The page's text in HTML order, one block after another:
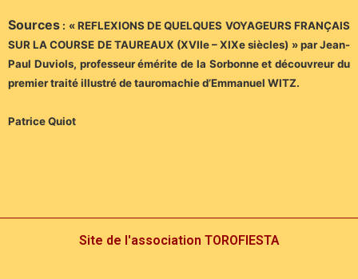
Sources : « REFLEXIONS DE QUELQUES VOYAGEURS FRANÇAIS
SUR LA COURSE DE TAUREAUX (XVIIe – XIXe siècles) » par Jean-
Paul Duviols, professeur émérite de la Sorbonne et découvreur du
premier traité illustré de tauromachie d’Emmanuel WITZ.
Patrice Quiot
Site de l'association TOROFIESTA